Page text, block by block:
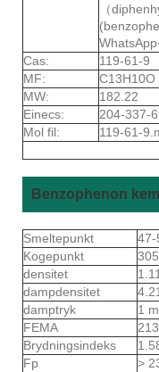
（
Cas:
119-61-9
MF:
C13H10O
MW:
182.22
Einecs:
204-337-6
Mol fil:
119-61-
Benzophenon
Smeltepunkt
47-
Kogepunkt
densitet
1.11
dampdensitet
damptryk
1
FEMA
Brydningsindeks
Fp
>